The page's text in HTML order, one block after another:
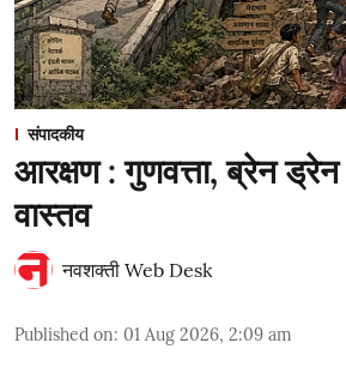
संपादकीय
आरक्षण : गुणवत्ता, ब्रेन
वास्तव
नवशक्ती Web Desk
Published on: 01 Aug 2026, 2:09 am